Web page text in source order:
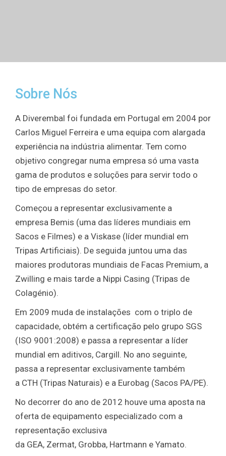
Sobre Nós
A Diverembal foi fundada em Portugal em 2004 por
Carlos Miguel Ferreira e uma equipa com alargada
experiência na indústria alimentar. Tem como
objetivo congregar numa empresa só uma vasta
gama de produtos e soluções para servir todo o
tipo de empresas do setor.
Começou a representar exclusivamente a
empresa Bemis (uma das líderes mundiais em
Sacos e Filmes) e a Viskase (líder mundial em
Tripas Artificiais). De seguida juntou uma das
maiores produtoras mundiais de Facas Premium, a
Zwilling e mais tarde a Nippi Casing (Tripas de
Colagénio).
Em 2009 muda de instalações com o triplo de
capacidade, obtém a certificação pelo grupo SGS
(ISO 9001:2008) e passa a representar a líder
mundial em aditivos, Cargill. No ano seguinte,
passa a representar exclusivamente também
a CTH (Tripas Naturais) e a Eurobag (Sacos PA/PE).
No decorrer do ano de 2012 houve uma aposta na
oferta de equipamento especializado com a
representação exclusiva
da GEA, Zermat, Grobba, Hartmann e Yamato.